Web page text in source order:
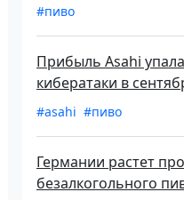
#пиво
Прибыль Asahi
кибератаки в
#asahi #пиво
Германии растет
безалкогольного